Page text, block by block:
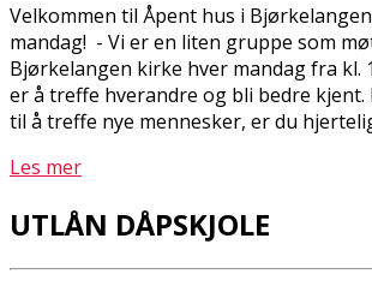
Velkommen til Åpent hus i
mandag! - Vi er en liten gruppe som
Bjørkelangen kirke hver mandag fra kl.
er å treffe hverandre og bli bedre kjent.
til å treffe nye mennesker, er du
Les mer
UTLÅN DÅPSKJOLE